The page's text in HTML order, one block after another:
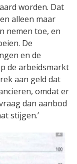
worden. Dat
alleen maar
nemen toe, en
De
en de
de arbeidsmarkt
aan geld dat
omdat er
dan aanbod
stijgen.’